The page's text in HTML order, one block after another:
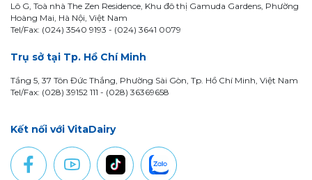
Lô G, Toà nhà The Zen Residence, Khu đô thị Gamuda Gardens, Phường
Hoàng Mai, Hà Nội, Việt Nam
Tel/Fax: (024) 3540 9193 - (024) 3641 0079
Trụ sở tại Tp. Hồ Chí Minh
Tầng 5, 37 Tôn Đức Thắng, Phường Sài Gòn, Tp. Hồ Chí Minh, Việt Nam
Tel/Fax: (028) 39152 111 - (028) 36369658
Kết nối với VitaDairy